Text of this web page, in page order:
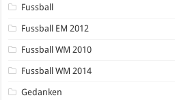
Fussball
Fussball EM 2012
Fussball WM 2010
Fussball WM 2014
Gedanken